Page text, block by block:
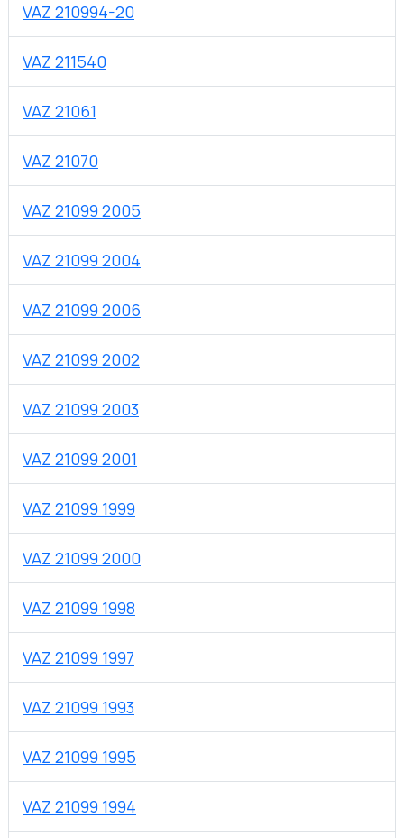
VAZ 210994-20
VAZ 211540
VAZ 21061
VAZ 21070
VAZ 21099 2005
VAZ 21099 2004
VAZ 21099 2006
VAZ 21099 2002
VAZ 21099 2003
VAZ 21099 2001
VAZ 21099 1999
VAZ 21099 2000
VAZ 21099 1998
VAZ 21099 1997
VAZ 21099 1993
VAZ 21099 1995
VAZ 21099 1994